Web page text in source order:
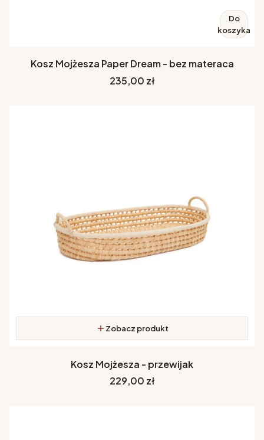
Do
koszyka
Kosz Mojżesza Paper Dream - bez materaca
Cena
235,00 zł
Zobacz produkt
Kosz Mojżesza - przewijak
Cena
229,00 zł